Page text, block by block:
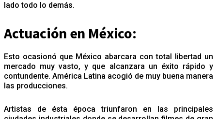
lado todo lo demás.
Actuación en México:
Esto ocasionó que México abarcara con total libertad un
mercado muy vasto, y que alcanzara un éxito rápido y
contundente. América Latina acogió de muy buena manera
las producciones.
Artistas de ésta época triunfaron en las principales